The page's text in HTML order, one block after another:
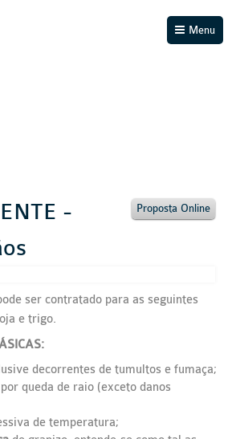
Menu
Proposta Online
-
ser contratado para as seguintes
e trigo.
decorrentes de tumultos e fumaça;
queda de raio (exceto danos
de temperatura;